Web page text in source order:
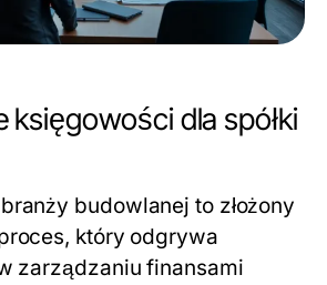
księgowości dla spółki
budowlanej to złożony
który odgrywa
zarządzaniu finansami